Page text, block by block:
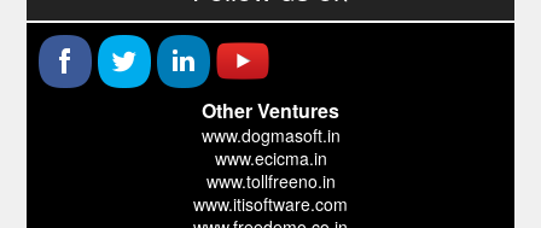
Other Ventures
www.dogmasoft.in
www.ecicma.in
www.tollfreeno.in
www.itisoftware.com